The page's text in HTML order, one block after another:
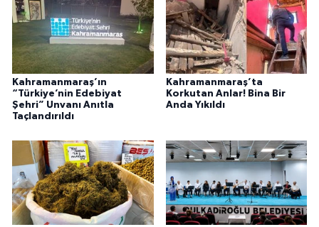
Kahramanmaraş’ın
“Türkiye’nin Edebiyat
Şehri” Unvanı Anıtla
Taçlandırıldı
Kahramanmaraş’ta
Korkutan Anlar! Bina Bir
Anda Yıkıldı